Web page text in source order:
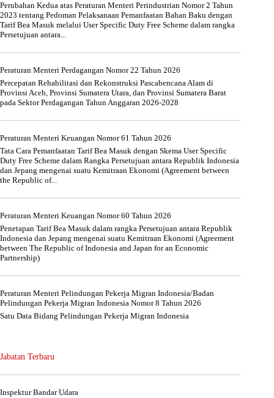
Perubahan Kedua atas Peraturan Menteri Perindustrian Nomor 2 Tahun
2023 tentang Pedoman Pelaksanaan Pemanfaatan Bahan Baku dengan
Tarif Bea Masuk melalui User Specific Duty Free Scheme dalam rangka
Persetujuan antara...
Peraturan Menteri Perdagangan Nomor 22 Tahun 2026
Percepatan Rehabilitasi dan Rekonstruksi Pascabencana Alam di
Provinsi Aceh, Provinsi Sumatera Utara, dan Provinsi Sumatera Barat
pada Sektor Perdagangan Tahun Anggaran 2026-2028
Peraturan Menteri Keuangan Nomor 61 Tahun 2026
Tata Cara Pemanfaatan Tarif Bea Masuk dengan Skema User Specific
Duty Free Scheme dalam Rangka Persetujuan antara Republik Indonesia
dan Jepang mengenai suatu Kemitraan Ekonomi (Agreement between
the Republic of...
Peraturan Menteri Keuangan Nomor 60 Tahun 2026
Penetapan Tarif Bea Masuk dalam rangka Persetujuan antara Republik
Indonesia dan Jepang mengenai suatu Kemitraan Ekonomi (Agreement
between The Republic of Indonesia and Japan for an Economic
Partnership)
Peraturan Menteri Pelindungan Pekerja Migran Indonesia/Badan
Pelindungan Pekerja Migran Indonesia Nomor 8 Tahun 2026
Satu Data Bidang Pelindungan Pekerja Migran Indonesia
Jabatan Terbaru
Inspektur Bandar Udara